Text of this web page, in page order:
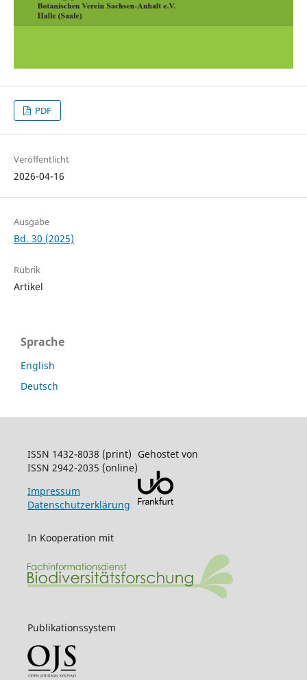
PDF
Veröffentlicht
2026-04-16
Ausgabe
Bd. 30 (2025)
Rubrik
Artikel
Sprache
English
Deutsch
ISSN 1432-8038 (print)
ISSN 2942-2035 (online)
Impressum
Datenschutzerklärung
Gehostet von
In Kooperation mit
Publikationssystem